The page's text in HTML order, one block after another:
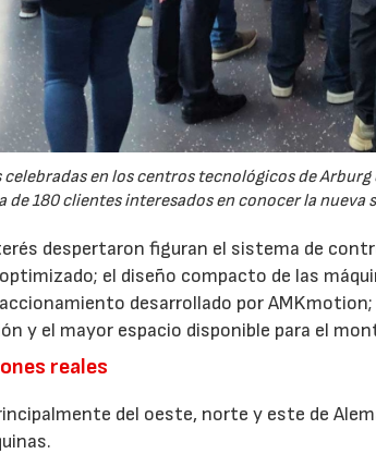
en los centros tecnológicos de
de 180 clientes interesados en conocer la nueva
despertaron figuran el sistema de
el diseño compacto de las
desarrollado por
y el mayor espacio disponible para el
reales
del oeste, norte y este de